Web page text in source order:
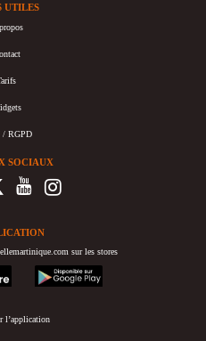
UTILES
/ RGPD
SOCIAUX
sur les stores
googleplay
l’application